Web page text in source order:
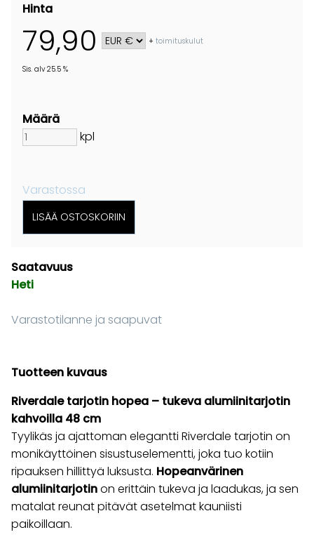
Hinta
79,90 +toimituskulut
Sis. alv 25.5 %
Määrä
kpl
Varastossa
Saatavuus
Heti
Varastotilanne ja saapuvat
Tuotteen kuvaus
Riverdale tarjotin hopea – tukeva alumiinitarjotin
kahvoilla 48 cm
Tyylikäs ja ajattoman elegantti Riverdale tarjotin on
monikäyttöinen sisustuselementti, joka tuo kotiin
ripauksen hillittyä luksusta. Hopeanvärinen
alumiinitarjotinon erittäin tukeva ja laadukas, ja sen
matalat reunat pitävät asetelmat kauniisti
paikoillaan.